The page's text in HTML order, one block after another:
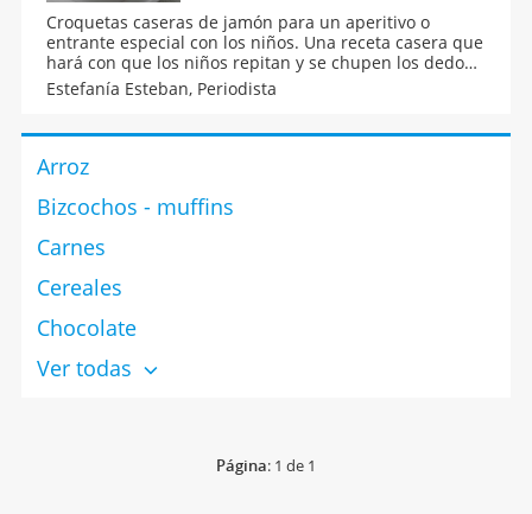
Croquetas caseras de jamón para un aperitivo o
entrante especial con los niños. Una receta casera que
hará con que los niños repitan y se chupen los dedos.
Una receta ligera, fácil y rápida de elaborar. En
Guiainfantil.com te contamos los ingredientes que
Estefanía Esteban, Periodista
Arroz
Bizcochos - muffins
Carnes
Cereales
Chocolate
Ver todas
Página: 1 de 1